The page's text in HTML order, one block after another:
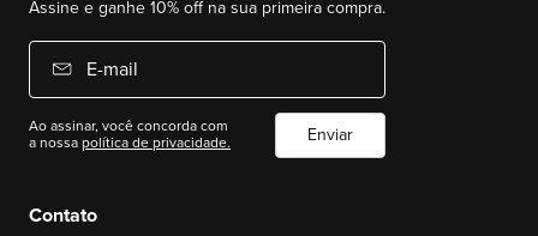
Contato
Assine e ganhe 10% off na sua primeira compra.
E-mail
Ao assinar, você concorda com
a nossapolítica de privacidade. Enviar